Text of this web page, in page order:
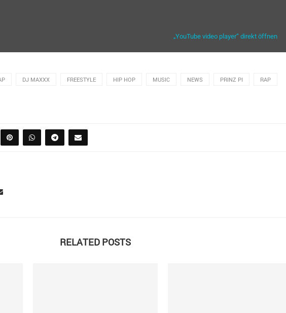
„YouTube video player“ direkt öffnen
DJ MAXXX FREESTYLE HIP HOP MUSIC NEWS PRINZ PI RAP
RELATED POSTS